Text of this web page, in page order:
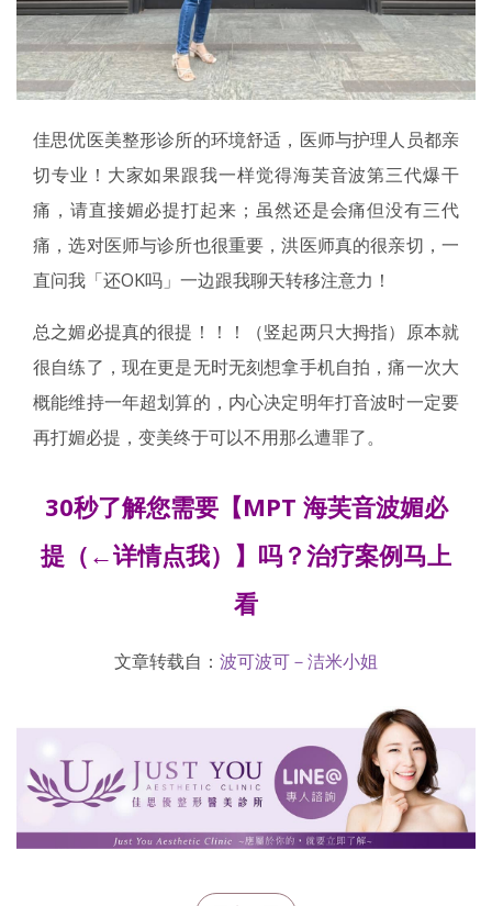
佳思优医美整形诊所的环境舒适，医师与护理人员都亲
切专业！大家如果跟我一样觉得海芙音波第三代爆干
痛，请直接媚必提打起来；虽然还是会痛但没有三代
痛，选对医师与诊所也很重要，洪医师真的很亲切，一
直问我「还OK吗」一边跟我聊天转移注意力！
总之媚必提真的很提！！！（竖起两只大拇指）原本就
很自练了，现在更是无时无刻想拿手机自拍，痛一次大
概能维持一年超划算的，内心决定明年打音波时一定要
再打媚必提，变美终于可以不用那么遭罪了。
30秒了解您需要【MPT 海芙音波媚必
提 （←详情点我）】吗？治疗案例马上
看
文章转载自： 波可波可－洁米小姐